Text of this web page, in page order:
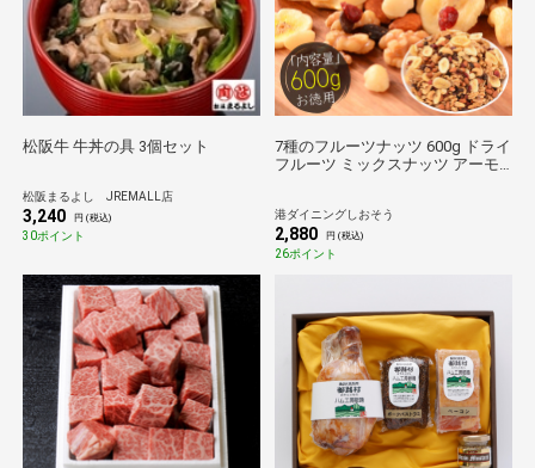
松阪牛 牛丼の具 3個セット
松阪まるよし JREMALL店
3,240 円 (税込)
30ポイント
7種のフルーツナッツ 600g ドライ
フルーツ ミックスナッツ アーモ
リー 食塩不使用 加工オイル不使
用［送料無料］［ポスト投函］ 贈
答
港ダイニングしおそう
2,880 円 (税込)
26ポイント